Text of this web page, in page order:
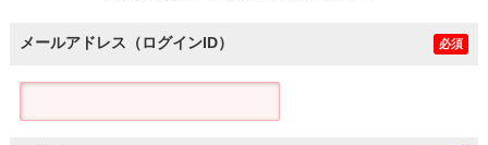
メールアドレス（ログインID） 必須